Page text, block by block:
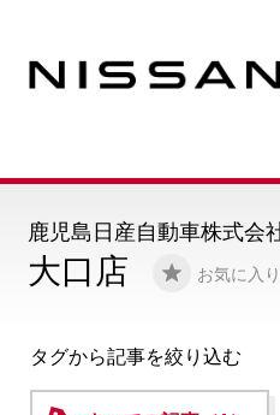
大口店 お気に入
鹿児島日産自動車株式会
タグから記事を絞り込む